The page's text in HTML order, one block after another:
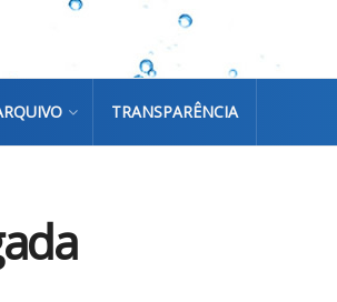
TRANSPARÊNCIA